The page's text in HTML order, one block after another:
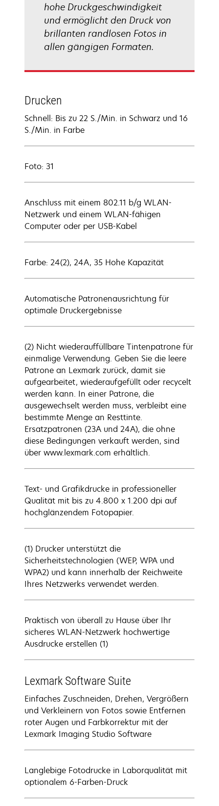
hohe Druckgeschwindigkeit
und ermöglicht den Druck von
brillanten randlosen Fotos in
allen gängigen Formaten.
Drucken
Schnell: Bis zu 22 S./Min. in Schwarz und 16
S./Min. in Farbe
Foto: 31
Anschluss mit einem 802.11 b/g WLAN-
Netzwerk und einem WLAN-fähigen
Computer oder per USB-Kabel
Farbe: 24(2), 24A, 35 Hohe Kapazität
Automatische Patronenausrichtung für
optimale Druckergebnisse
(2) Nicht wiederauffüllbare Tintenpatrone für
einmalige Verwendung. Geben Sie die leere
Patrone an Lexmark zurück, damit sie
aufgearbeitet, wiederaufgefüllt oder recycelt
werden kann. In einer Patrone, die
ausgewechselt werden muss, verbleibt eine
bestimmte Menge an Resttinte.
Ersatzpatronen (23A und 24A), die ohne
diese Bedingungen verkauft werden, sind
über www.lexmark.com erhältlich.
Text- und Grafikdrucke in professioneller
Qualität mit bis zu 4.800 x 1.200 dpi auf
hochglänzendem Fotopapier.
(1) Drucker unterstützt die
Sicherheitstechnologien (WEP, WPA und
WPA2) und kann innerhalb der Reichweite
Ihres Netzwerks verwendet werden.
Praktisch von überall zu Hause über Ihr
sicheres WLAN-Netzwerk hochwertige
Ausdrucke erstellen (1)
Lexmark Software Suite
Einfaches Zuschneiden, Drehen, Vergrößern
und Verkleinern von Fotos sowie Entfernen
roter Augen und Farbkorrektur mit der
Lexmark Imaging Studio Software
Langlebige Fotodrucke in Laborqualität mit
optionalem 6-Farben-Druck